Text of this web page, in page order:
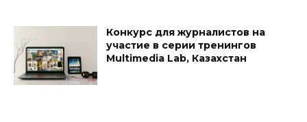
Конкурс для журналистов на
участие в серии тренингов
Multimedia Lab, Казахстан